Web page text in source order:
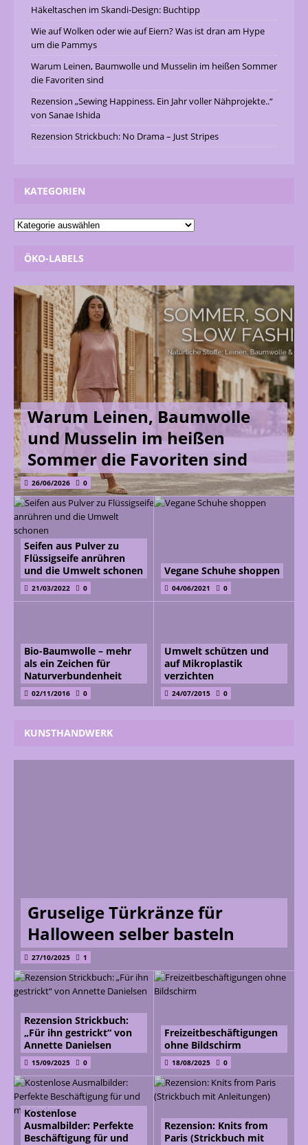
Häkeltaschen im Skandi-Design: Buchtipp
Wie auf Wolken oder wie auf Eiern? Was ist dran am Hype
um die Pammys
Warum Leinen, Baumwolle und Musselin im heißen Sommer
die Favoriten sind
Rezension „Sewing Happiness. Ein Jahr voller Nähprojekte..“
von Sanae Ishida
Rezension Strickbuch: No Drama – Just Stripes
KATEGORIEN
ÖKO-LABELS
Warum Leinen, Baumwolle
und Musselin im heißen
Sommer die Favoriten sind
26/06/2026 0
Seifen aus Pulver zu
Flüssigseife anrühren
und die Umwelt schonen
21/03/2022 0
Vegane Schuhe shoppen
04/06/2021 0
Bio-Baumwolle – mehr
als ein Zeichen für
Naturverbundenheit
02/11/2016 0
Umwelt schützen und
auf Mikroplastik
verzichten
24/07/2015 0
KUNSTHANDWERK
Gruselige Türkränze für
Halloween selber basteln
27/10/2025 1
Rezension Strickbuch:
„Für ihn gestrickt“ von
Annette Danielsen
15/09/2025 0
Freizeitbeschäftigungen
ohne Bildschirm
18/08/2025 0
Kostenlose
Ausmalbilder: Perfekte
Beschäftigung für und
Rezension: Knits from
Paris (Strickbuch mit